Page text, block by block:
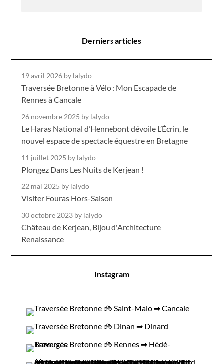
Derniers articles
19 avril 2026 by lalydo
Traversée Bretonne à Vélo : Mon Escapade de
Rennes à Cancale
26 novembre 2025 by lalydo
Le Haras National d’Hennebont dévoile L’Écrin, le
nouvel espace de spectacle équestre en Bretagne
11 juillet 2025 by lalydo
Plongez Dans Les Nuits de Kerjean !
22 mai 2025 by lalydo
Visiter Fouras Hors-Saison
30 octobre 2023 by lalydo
Château de Kerjean, Bijou d'Architecture
Renaissance
Instagram